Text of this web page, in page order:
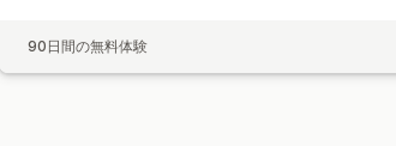
90日間の無料体験